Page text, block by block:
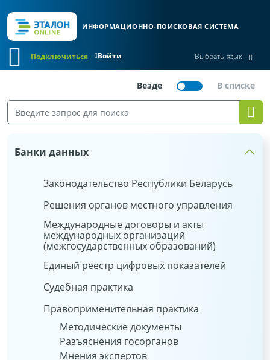
ИНФОРМАЦИОННО-ПОИСКОВАЯ СИСТЕМА
Войти
Подключиться Выбрать язык
Банки данных
Законодательство Республики Беларусь
Решения органов местного управления
Международные договоры и акты
международных организаций
(межгосударственных образований)
Единый реестр цифровых показателей
Судебная практика
Правоприменительная практика
Методические документы
Разъяснения госорганов
Мнения экспертов